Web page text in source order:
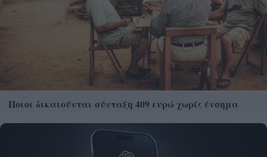
Ποιοι δικαιούνται σύνταξη 409 ευρώ χωρίς ένσημα